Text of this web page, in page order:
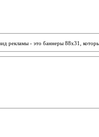
рекламы - это баннеры 88х31,